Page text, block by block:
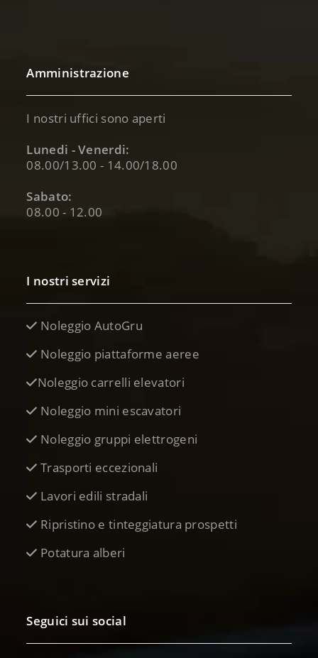
Amministrazione
I nostri uffici sono aperti
Lunedi - Venerdi:
08.00/13.00 - 14.00/18.00
Sabato:
08.00 - 12.00
I nostri servizi
Noleggio AutoGru
Noleggio piattaforme aeree
Noleggio carrelli elevatori
Noleggio mini escavatori
Noleggio gruppi elettrogeni
Trasporti eccezionali
Lavori edili stradali
Ripristino e tinteggiatura prospetti
Potatura alberi
Seguici sui social